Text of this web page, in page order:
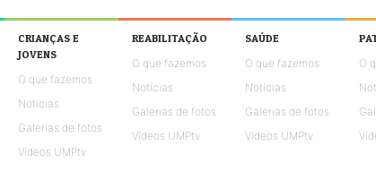
CRIANÇAS E
JOVENS
O que fazemos
Notícias
Galerias de fotos
Vídeos UMPtv
REABILITAÇÃO
O que fazemos
Notícias
Galerias de fotos
Vídeos UMPtv
SAÚDE
O que fazemos
Notícias
Galerias de fotos
Vídeos UMPtv
O